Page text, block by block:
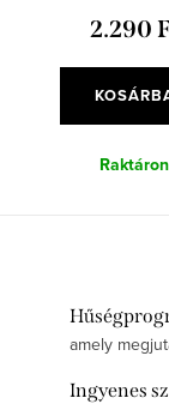
2.290
Raktáron
amely
Ingyenes